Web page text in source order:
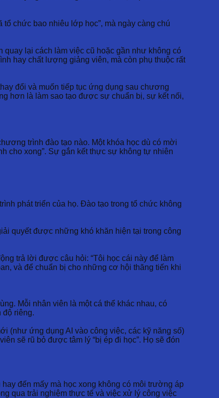
chức bao nhiêu lớp học”, mà ngày càng chú
quay lại cách làm việc cũ hoặc gần như không có
hay chất lượng giảng viên, mà còn phụ thuộc rất
đổi và muốn tiếp tục ứng dụng sau chương
hơn là làm sao tạo được sự chuẩn bị, sự kết nối,
trình đào tạo nào. Một khóa học dù có mời
cho xong”. Sự gắn kết thực sự không tự nhiên
phát triển của họ. Đào tạo trong tổ chức không
quyết được những khó khăn hiện tại trong công
trả lời được câu hỏi: “Tôi học cái này để làm
và để chuẩn bị cho những cơ hội thăng tiến khi
Mỗi nhân viên là một cá thể khác nhau, có
độ riêng.
(như ứng dụng AI vào công việc, các kỹ năng số)
sẽ rũ bỏ được tâm lý “bị ép đi học”. Họ sẽ đón
đến mấy mà học xong không có môi trường áp
qua trải nghiệm thực tế và việc xử lý công việc